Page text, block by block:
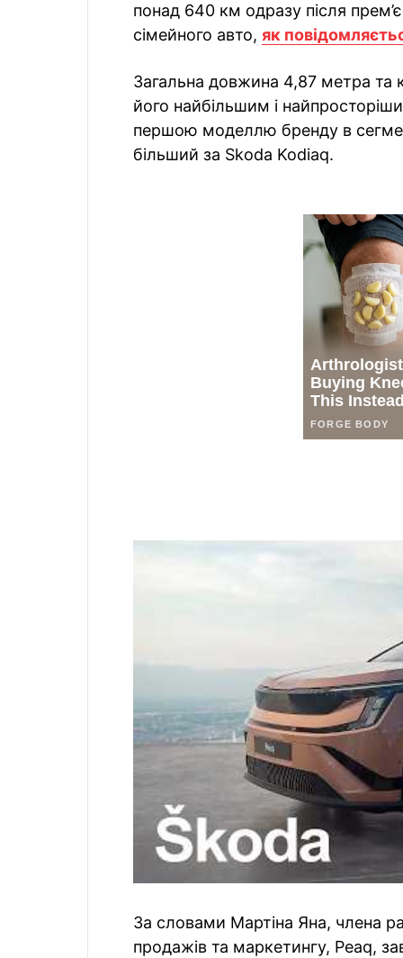
понад 640 км одразу після
сімейного авто, як
Загальна довжина 4,87 метра та
його найбільшим і
першою моделлю бренду в
більший за Skoda Kodiaq.
За словами Мартіна Яна, члена
продажів та маркетингу, Peaq,